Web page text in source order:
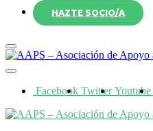
HAZTE SOCIO/A
Facebook Twitter Youtube